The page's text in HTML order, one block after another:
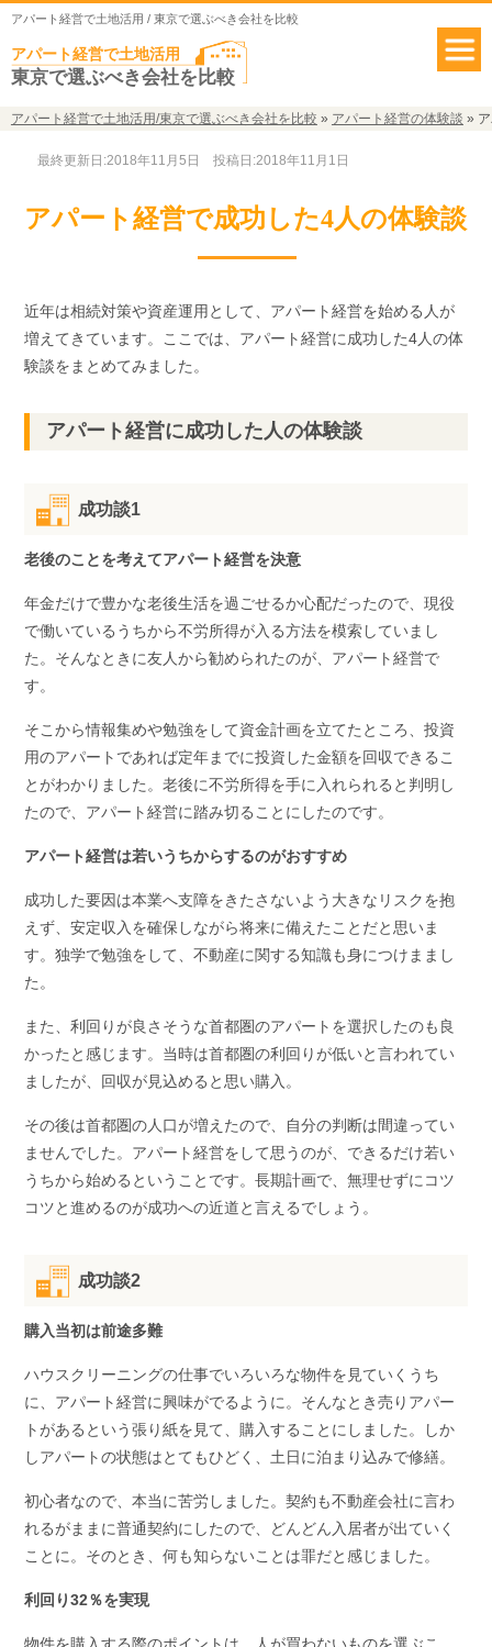
アパート経営で土地活用 / 東京で選ぶべき会社を比較
アパート経営で土地活用
東京で選ぶべき会社を比較
アパート経営で土地活用/東京で選ぶべき会社を比較 » アパート経営の体験談 »
最終更新日:2018年11月5日 投稿日:2018年11月1日
アパート経営で成功した4人の体験談
近年は相続対策や資産運用として、アパート経営を始める人が
増えてきています。ここでは、アパート経営に成功した4人の体
験談をまとめてみました。
アパート経営に成功した人の体験談
成功談1
老後のことを考えてアパート経営を決意
年金だけで豊かな老後生活を過ごせるか心配だったので、現役
で働いているうちから不労所得が入る方法を模索していまし
た。そんなときに友人から勧められたのが、アパート経営で
す。
そこから情報集めや勉強をして資金計画を立てたところ、投資
用のアパートであれば定年までに投資した金額を回収できるこ
とがわかりました。老後に不労所得を手に入れられると判明し
たので、アパート経営に踏み切ることにしたのです。
アパート経営は若いうちからするのがおすすめ
成功した要因は本業へ支障をきたさないよう大きなリスクを抱
えず、安定収入を確保しながら将来に備えたことだと思いま
す。独学で勉強をして、不動産に関する知識も身につけままし
た。
また、利回りが良さそうな首都圏のアパートを選択したのも良
かったと感じます。当時は首都圏の利回りが低いと言われてい
ましたが、回収が見込めると思い購入。
その後は首都圏の人口が増えたので、自分の判断は間違ってい
ませんでした。アパート経営をして思うのが、できるだけ若い
うちから始めるということです。長期計画で、無理せずにコツ
コツと進めるのが成功への近道と言えるでしょう。
成功談2
購入当初は前途多難
ハウスクリーニングの仕事でいろいろな物件を見ていくうち
に、アパート経営に興味がでるように。そんなとき売りアパー
トがあるという張り紙を見て、購入することにしました。しか
しアパートの状態はとてもひどく、土日に泊まり込みで修繕。
初心者なので、本当に苦労しました。契約も不動産会社に言わ
れるがままに普通契約にしたので、どんどん入居者が出ていく
ことに。そのとき、何も知らないことは罪だと感じました。
利回り32％を実現
物件を購入する際のポイントは、人が買わないものを選ぶこ